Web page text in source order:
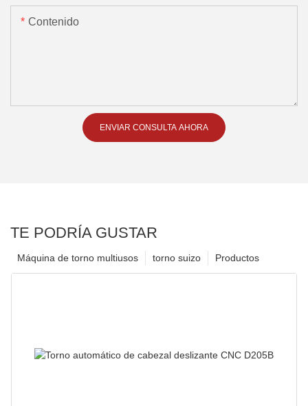
Contenido
ENVIAR CONSULTA AHORA
TE PODRÍA GUSTAR
Productos
torno suizo
Máquina de torno multiusos